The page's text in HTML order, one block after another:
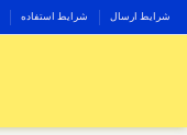
شرایط ارسال شرایط استفاده